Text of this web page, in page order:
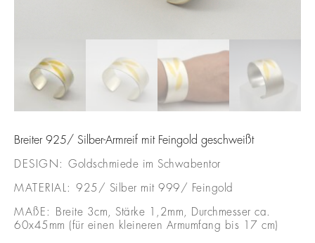
Breiter 925/ Silber-Armreif mit Feingold geschweißt
DESIGN: Goldschmiede im Schwabentor
MATERIAL: 925/ Silber mit 999/ Feingold
MAßE:
Breite 3cm, Stärke 1,2mm, Durchmesser ca.
60x45mm (für einen kleineren Armumfang bis 17 cm)